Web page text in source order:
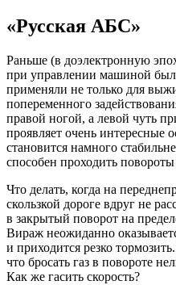
«Русская АБС»
Раньше (в доэлектронную
при управлении машиной
применяли не только для
попеременного
правой ногой, а левой чуть
проявляет очень интересные
становится намного
способен проходить
Что делать, когда на
скользкой дороге вдруг не
в закрытый поворот на
Вираж неожиданно
и приходится резко
что бросать газ в повороте
Как же гасить скорость?